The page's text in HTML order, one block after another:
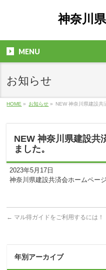
神奈川
MENU
お知らせ
HOME » お知らせ » NEW 神奈川県建設共
NEW 神奈川県建設共
ました。
2023年5月17 日
神奈川県建設共済会ホームペー
← マル得ガイドをご利用するには！
年別アーカイブ